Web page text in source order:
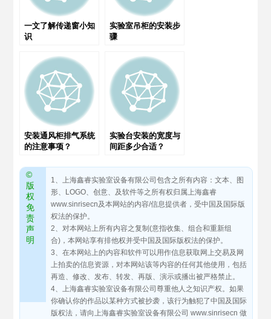
一文了解传递窗小知
识
实验室吊柜的安装步
骤
安装通风柜排气系统
的注意事项？
实验台安装的宽度与
间距多少合适？
©
版
权
免
责
声
明
1、上海鑫睿实验室设备有限公司包含之所有内容：文本、图
形、LOGO、创意、及软件等之所有权归属上海鑫睿
www.sinrisecn及本网站的内容/信息提供者，受中国及国际版
权法的保护。
2、对本网站上所有内容之复制(意指收集、组合和重新组
合)，本网站享有排他权并受中国及国际版权法的保护。
3、在本网站上的内容和软件可以用作信息获取网上交易及网
上拍卖的信息资源，对本网站该等内容的任何其他使用，包括
再造、修改、发布、转发、再版、演示或播出被严格禁止。
4、上海鑫睿实验室设备有限公司尊重他人之知识产权。如果
你确认你的作品以某种方式被抄袭，该行为触犯了中国及国际
版权法，请向上海鑫睿实验室设备有限公司 www.sinrisecn 做